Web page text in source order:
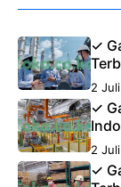
✓
2
✓
2
✓